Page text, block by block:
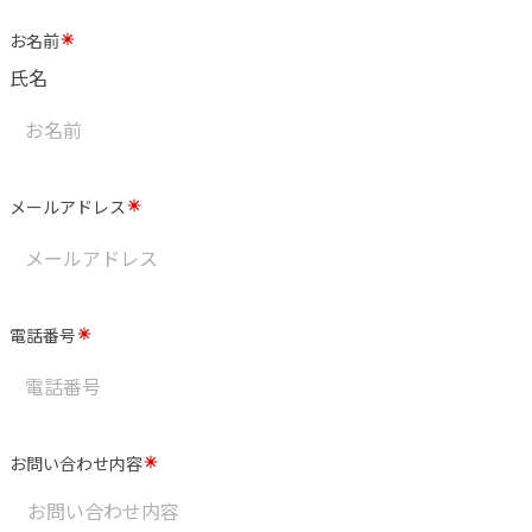
お名前
氏名
メールアドレス
電話番号
お問い合わせ内容